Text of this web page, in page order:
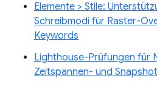
Elemente > Stile:
Schreibmodi für Raster-
Keywords
Lighthouse-Prüfungen für
Zeitspannen- und